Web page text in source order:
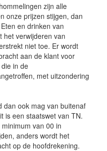
zijn alle
onze prijzen stijgen, dan
en drinken van
het verwijderen van
niet toe. Er wordt
aan de klant voor
in de
met uitzondering
dan ook mag van buitenaf
is een staatswet van TN.
van 00 in
anders wordt het
op de hoofdrekening.